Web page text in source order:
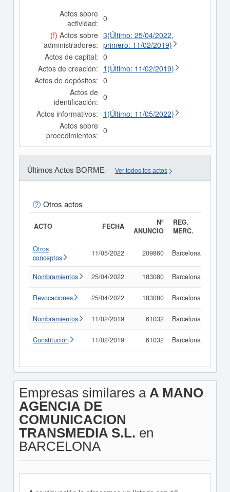
Actos sobre
actividad: 0
(!) Actos sobre
administradores:
3(Último: 25/04/2022,
primero: 11/02/2019)
Actos de capital: 0
Actos de creación: 1(Último: 11/02/2019)
Actos de depósitos: 0
Actos de
identificación: 0
Actos informativos: 1(Último: 11/05/2022)
Actos sobre
procedimientos: 0
Últimos Actos BORME Ver todos los actos
Otros actos
ACTO FECHA
Nº
ANUNCIO
REG.
MERC.
Otros
conceptos
11/05/2022 209860 Barcelona
Nombramientos 25/04/2022 183080 Barcelona
Revocaciones 25/04/2022 183080 Barcelona
Nombramientos 11/02/2019 61032 Barcelona
Constitución 11/02/2019 61032 Barcelona
Empresas similares a A MANO
AGENCIA DE
COMUNICACION
TRANSMEDIA S.L. en
BARCELONA